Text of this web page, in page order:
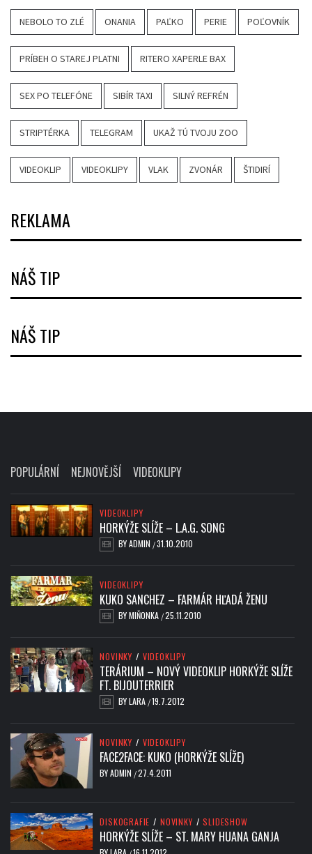
NEBOLO TO ZLÉ ONANIA PAĽKO PERIE POĽOVNÍK
PRÍBEH O STAREJ PLATNI RITERO XAPERLE BAX
SEX PO TELEFÓNE SIBÍR TAXI SILNÝ REFRÉN
STRIPTÉRKA TELEGRAM UKAŽ TÚ TVOJU ZOO
VIDEOKLIP VIDEOKLIPY VLAK ZVONÁR ŠTIDIRÍ
REKLAMA
NÁŠ TIP
NÁŠ TIP
POPULÁRNÍ NEJNOVĚJŠÍ VIDEOKLIPY
VIDEOKLIPY
HORKÝŽE SLÍŽE – L.A.G. SONG
BYADMIN /31.10.2010
VIDEOKLIPY
KUKO SANCHEZ – FARMÁR HĽADÁ ŽENU
BYMIŇONKA /25.11.2010
NOVINKY / VIDEOKLIPY
TERÁRIUM – NOVÝ VIDEOKLIP HORKÝŽE SLÍŽE
FT. BIJOUTERRIER
BYLARA /19.7.2012
NOVINKY / VIDEOKLIPY
FACE2FACE: KUKO (HORKÝŽE SLÍŽE)
BYADMIN /27.4.2011
DISKOGRAFIE / NOVINKY / SLIDESHOW
HORKÝŽE SLÍŽE – ST. MARY HUANA GANJA